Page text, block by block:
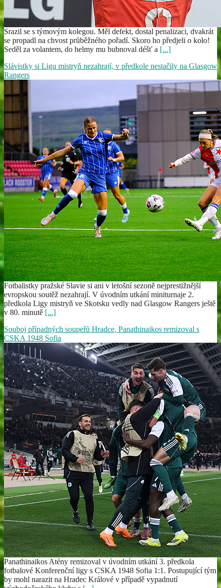
Srazil se s týmovým kolegou. Měl defekt, dostal penalizaci, dvakrát
se propadl na chvost průběžného pořadí. Skoro ho předjeli o kolo!
Seděl za volantem, do helmy mu bubnoval déšť a [...]
Slávistky si Ligu mistryň nezahrají, v předkole nestačily na Glasgow
Rangers
Fotbalistky pražské Slavie si ani v letošní sezoně nejprestižnější
evropskou soutěž nezahrají. V úvodním utkání miniturnaje 2.
předkola Ligy mistryň ve Skotsku vedly nad Glasgow Rangers ještě
v 80. minutě [...]
Souboj případných soupeřů Hradce, Panathinaikos remizoval s
CSKA 1948 Sofia
Panathinaikos Atény remizoval v úvodním utkání 3. předkola
fotbalové Konferenční ligy s CSKA 1948 Sofia 1:1. Postupující tým
by mohl narazit na Hradec Králové v případě vypadnutí